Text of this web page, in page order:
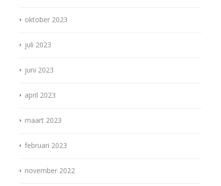
oktober 2023
juli 2023
juni 2023
april 2023
maart 2023
februari 2023
november 2022